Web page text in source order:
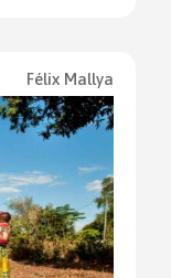
Félix Mallya